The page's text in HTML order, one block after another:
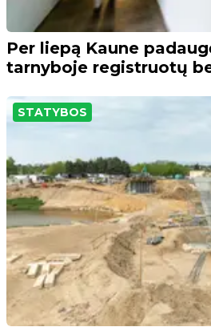
Per liepą Kaune
tarnyboje registruotų
STATYBOS